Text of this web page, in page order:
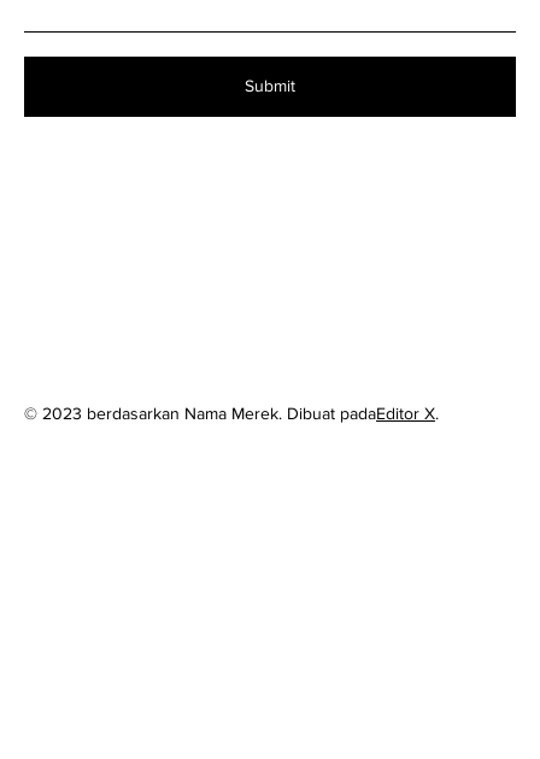
Submit
© 2023 berdasarkan Nama Merek. Dibuat padaEditor X.